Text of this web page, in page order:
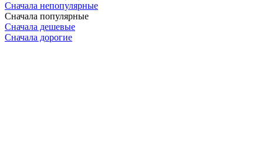
Сначала непопулярные
Сначала популярные
Сначала дешевые
Сначала дорогие